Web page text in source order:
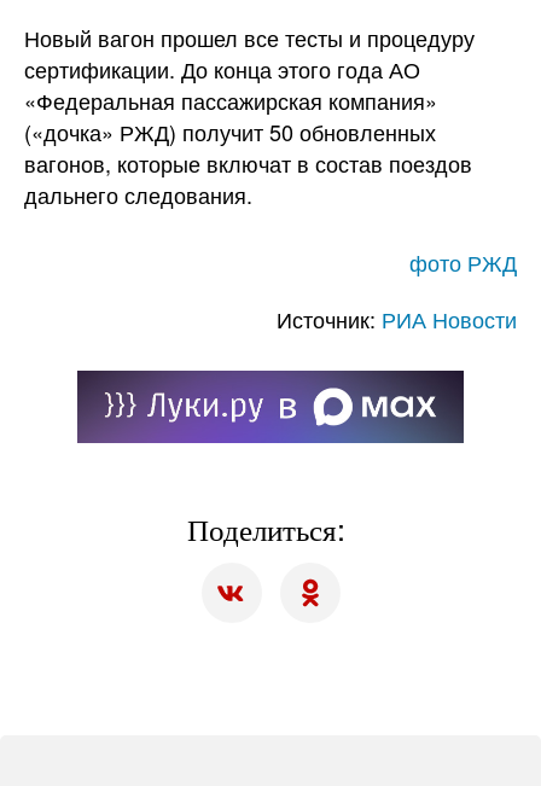
Новый вагон прошел все тесты и процедуру
сертификации. До конца этого года АО
«Федеральная пассажирская компания»
(«дочка» РЖД) получит 50 обновленных
вагонов, которые включат в состав поездов
дальнего следования.
фото РЖД
Источник: РИА Новости
Поделиться: